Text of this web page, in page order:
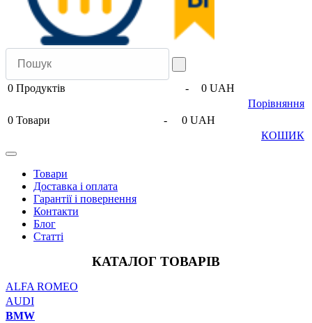
0 Продуктів -
0 UAH
Порівняння
0 Товари -
0 UAH
КОШИК
Товари
Доставка і оплата
Гарантії і повернення
Контакти
Блог
Статті
КАТАЛОГ ТОВАРІВ
ALFA ROMEO
AUDI
BMW